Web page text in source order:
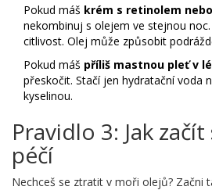
Pokud máš krém s retinolem
nekombinuj s olejem ve stejnou
citlivost. Olej může způsobit
Pokud máš příliš mastnou pleť v
přeskočit. Stačí jen hydratační voda
kyselinou.
Pravidlo 3: Jak
péčí
Nechceš se ztratit v moři olejů? Začni